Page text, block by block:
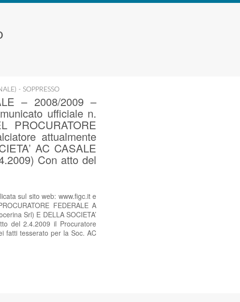
- SOPPRESSO
– 2008/2009 –
ufficiale n.
PROCURATORE
attualmente
AC CASALE
Con atto del
sul sito web: www.figc.it e
FEDERALE A
Srl) E DELLA SOCIETA’
del 2.4.2009 il Procuratore
fatti tesserato per la Soc. AC